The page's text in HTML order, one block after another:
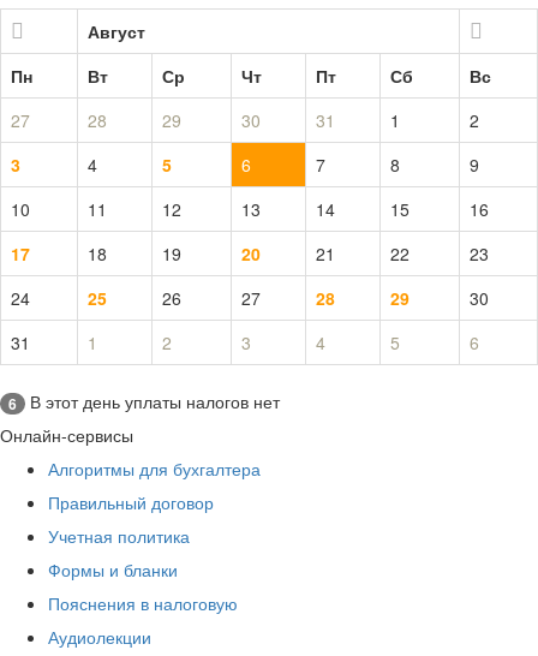
Август
Пн
Вт Ср Чт Пт Сб
Вс
27
28 29 30 31 1
2
3
4 5 6 7 8
9
10
11 12 13 14 15
16
17
18 19 20 21 22
23
24
25 26 27 28 29
30
31
1 2 3 4 5 6
6
В этот день уплаты налогов нет
Онлайн-сервисы
Алгоритмы для бухгалтера
Правильный договор
Учетная политика
Формы и бланки
Пояснения в налоговую
Аудиолекции